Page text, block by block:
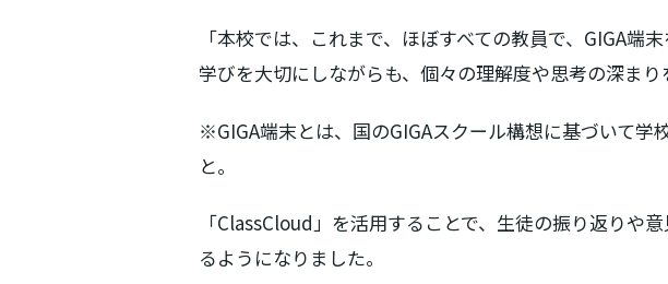
「本校では、これまで、ほぼすべての教員で、GIGA
学びを大切にしながらも、個々の理解度や思考の深ま
※GIGA端末とは、国のGIGAスクール構想に基づいて
と。
「ClassCloud」を活用することで、生徒の振り返りや
るようになりました。